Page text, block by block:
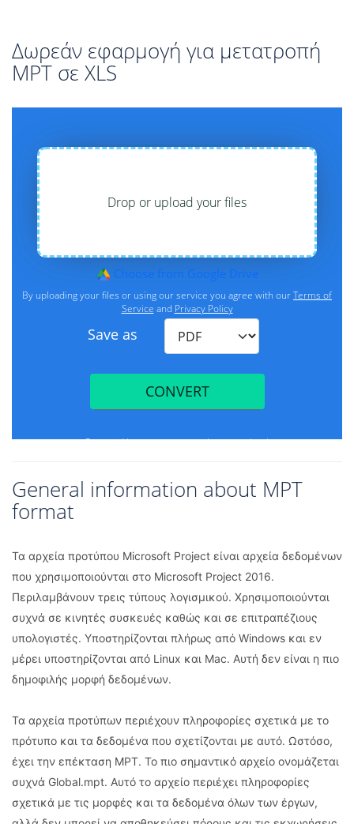
Δωρεάν εφαρμογή για μετατροπή
MPT σε XLS
General information about MPT
format
Τα αρχεία προτύπου Microsoft Project είναι αρχεία δεδομένων
που χρησιμοποιούνται στο Microsoft Project 2016.
Περιλαμβάνουν τρεις τύπους λογισμικού. Χρησιμοποιούνται
συχνά σε κινητές συσκευές καθώς και σε επιτραπέζιους
υπολογιστές. Υποστηρίζονται πλήρως από Windows και εν
μέρει υποστηρίζονται από Linux και Mac. Αυτή δεν είναι η πιο
δημοφιλής μορφή δεδομένων.
Τα αρχεία προτύπων περιέχουν πληροφορίες σχετικά με το
πρότυπο και τα δεδομένα που σχετίζονται με αυτό. Ωστόσο,
έχει την επέκταση MPT. Το πιο σημαντικό αρχείο ονομάζεται
συχνά Global.mpt. Αυτό το αρχείο περιέχει πληροφορίες
σχετικά με τις μορφές και τα δεδομένα όλων των έργων,